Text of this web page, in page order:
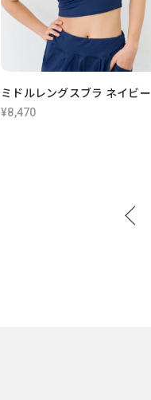
ミドルレングスブラ ネイビー
¥8,470